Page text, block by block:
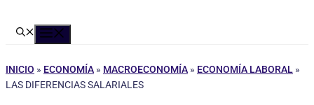
INICIO » ECONOMÍA » MACROECONOMÍA » ECONOMÍA LABORAL »
LAS DIFERENCIAS SALARIALES